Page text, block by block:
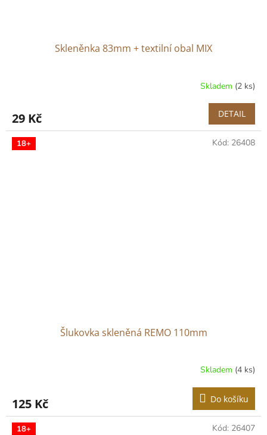
Skleněnka 83mm + textilní obal MIX
Skladem (2 ks)
29 Kč DETAIL
18+
Šlukovka skleněná REMO 110mm
Skladem (4 ks)
125 Kč Do košíku
Kód: 26408
18+ Kód: 26407